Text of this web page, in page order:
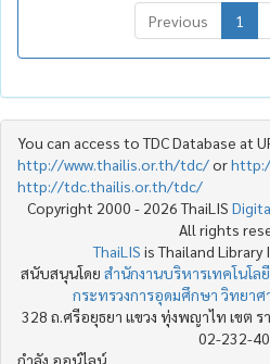
Previous
1
You can access to TDC Database at
http://www.thailis.or.th/tdc/or
http://tdc.thailis.or.th/tdc/
Copyright 2000 - 2026 ThaiLIS
All rights
ThaiLIS is Thailand
สนับสนุนโดย สำนักงานบริหารเทคโนโ
กระทรวงการอุดมศึกษา วิทยา
328 ถ.ศรีอยุธยา แขวง ทุ่งพญาไท เขต ร
02-232-
กำลัง ออน์ไลน์